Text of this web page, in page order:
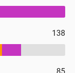
138